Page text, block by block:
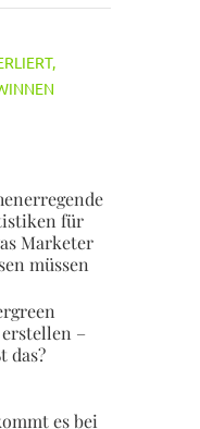
für
Marketer
müssen
–
das?
es bei